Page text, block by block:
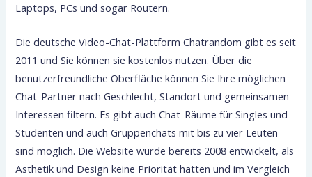
Laptops, PCs und sogar Routern.
Die deutsche Video-Chat-Plattform Chatrandom gibt es seit
2011 und Sie können sie kostenlos nutzen. Über die
benutzerfreundliche Oberfläche können Sie Ihre möglichen
Chat-Partner nach Geschlecht, Standort und gemeinsamen
Interessen filtern. Es gibt auch Chat-Räume für Singles und
Studenten und auch Gruppenchats mit bis zu vier Leuten
sind möglich. Die Website wurde bereits 2008 entwickelt, als
Ästhetik und Design keine Priorität hatten und im Vergleich